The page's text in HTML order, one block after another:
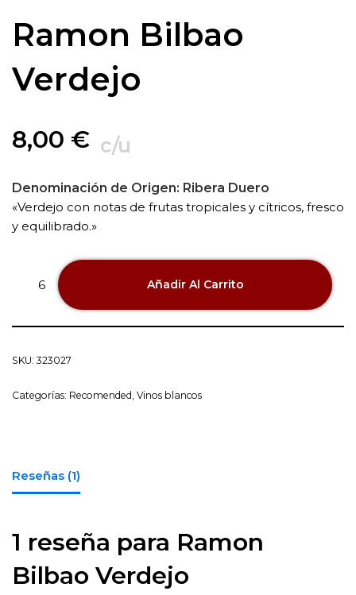
Ramon Bilbao
Verdejo
8,00 € c/u
Denominación de Origen: Ribera Duero
«Verdejo con notas de frutas tropicales y cítricos, fresco
y equilibrado.»
Añadir Al Carrito
SKU: 323027
Categorías: Recomended Vinos blancos
Reseñas (1)
1 reseña para Ramon
Bilbao Verdejo